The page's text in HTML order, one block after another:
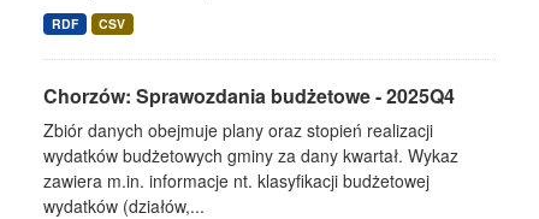
RDF CSV
Chorzów: Sprawozdania budżetowe - 2025Q4
Zbiór danych obejmuje plany oraz stopień realizacji
wydatków budżetowych gminy za dany kwartał. Wykaz
zawiera m.in. informacje nt. klasyfikacji budżetowej
wydatków (działów,...